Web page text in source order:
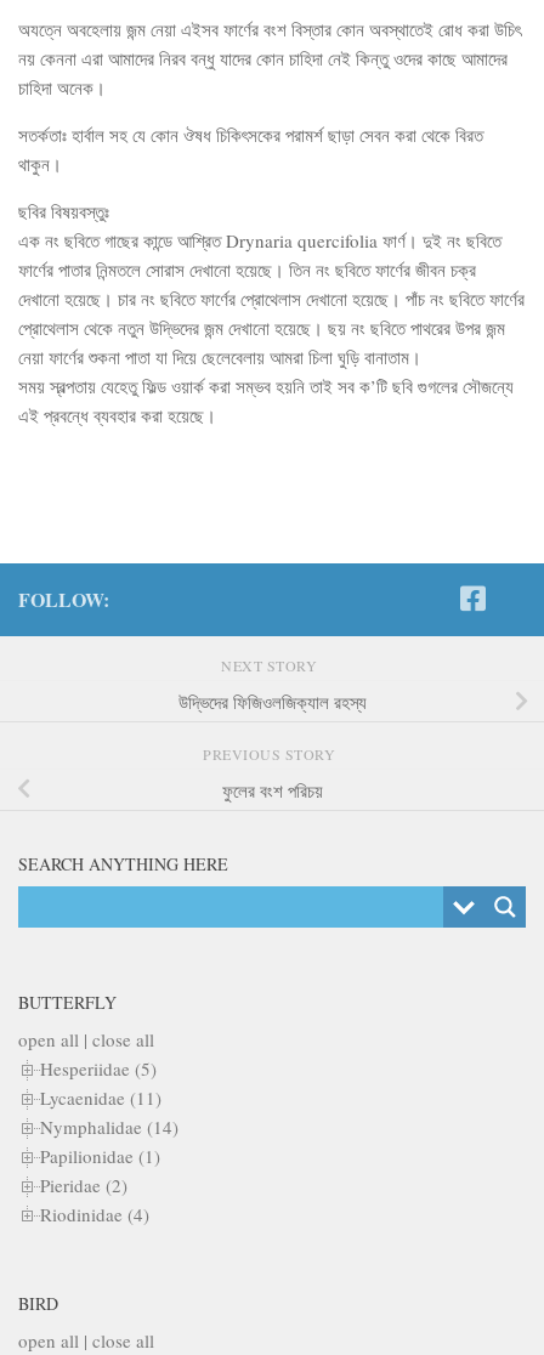
অযত্নে অবহেলায় জন্ম নেয়া এইসব ফার্ণের বংশ বিস্তার কোন অবস্থাতেই রোধ করা উচিৎ
নয় কেননা এরা আমাদের নিরব বন্ধু যাদের কোন চাহিদা নেই কিন্তু ওদের কাছে আমাদের
চাহিদা অনেক।
সতর্কতাঃ হার্বাল সহ যে কোন ঔষধ চিকিৎসকের পরামর্শ ছাড়া সেবন করা থেকে বিরত
থাকুন।
ছবির বিষয়বস্তুঃ
এক নং ছবিতে গাছের কান্ডে আশ্রিত Drynaria quercifolia ফার্ণ। দুই নং ছবিতে
ফার্ণের পাতার নিন্মতলে সোরাস দেখানো হয়েছে। তিন নং ছবিতে ফার্ণের জীবন চক্র
দেখানো হয়েছে। চার নং ছবিতে ফার্ণের প্রোথেলাস দেখানো হয়েছে। পাঁচ নং ছবিতে ফার্ণের
প্রোথেলাস থেকে নতুন উদ্ভিদের জন্ম দেখানো হয়েছে। ছয় নং ছবিতে পাথরের উপর জন্ম
নেয়া ফার্ণের শুকনা পাতা যা দিয়ে ছেলেবেলায় আমরা চিলা ঘুড়ি বানাতাম।
সময় স্বল্পতায় যেহেতু ফিল্ড ওয়ার্ক করা সম্ভব হয়নি তাই সব ক’টি ছবি গুগলের সৌজন্যে
এই প্রবন্ধে ব্যবহার করা হয়েছে।
FOLLOW:
NEXT STORY
উদ্ভিদের ফিজিওলজিক্যাল রহস্য
PREVIOUS STORY
ফুলের বংশ পরিচয়
SEARCH ANYTHING HERE
BUTTERFLY
open all | close all
Hesperiidae (5)
Lycaenidae (11)
Nymphalidae (14)
Papilionidae (1)
Pieridae (2)
Riodinidae (4)
BIRD
open all | close all